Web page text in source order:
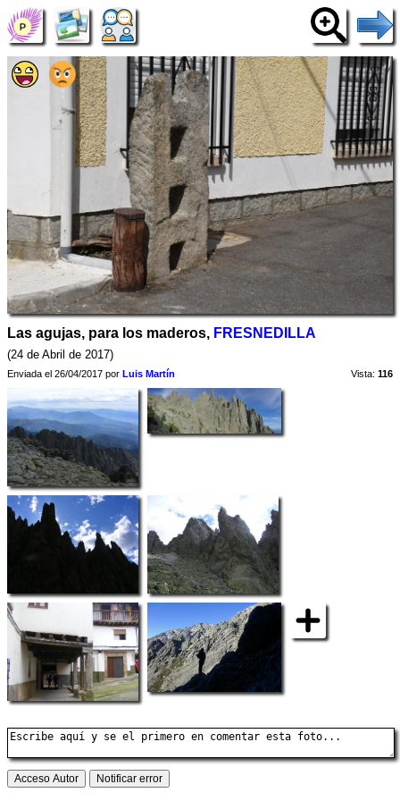
Las agujas, para los maderos, FRESNEDILLA
(24 de Abril de 2017)
Enviada el 26/04/2017 por Luis Martín Vista: 116